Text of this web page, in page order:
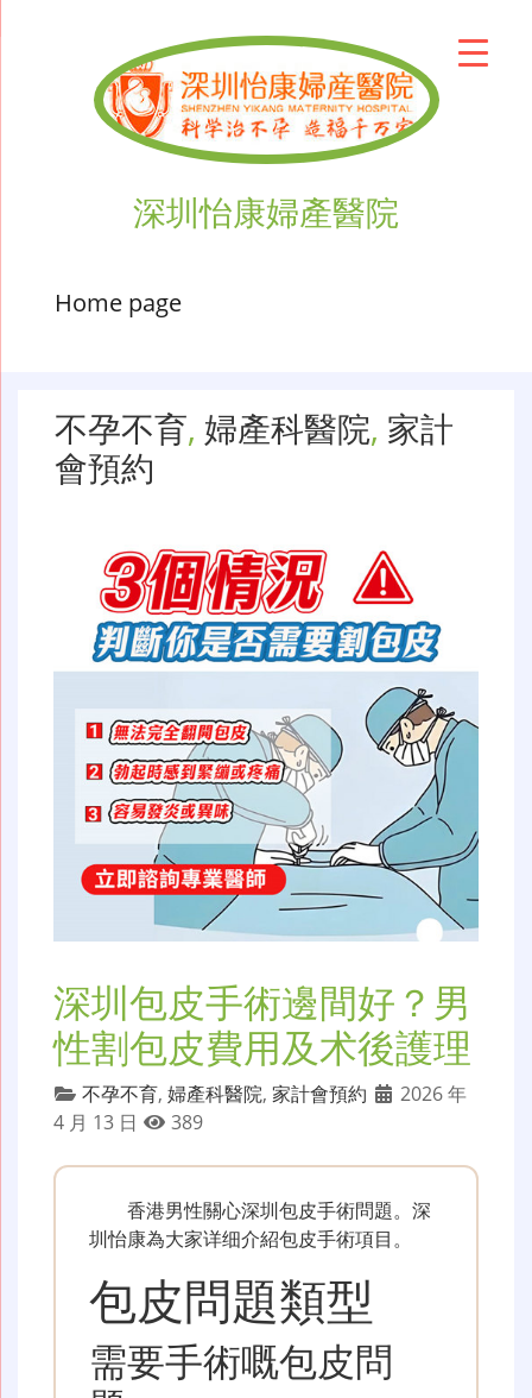
深圳怡康婦產醫院
Home page
不孕不育, 婦產科醫院, 家計
會預約
深圳包皮手術邊間好？男
性割包皮費用及术後護理
不孕不育, 婦產科醫院, 家計會預約
2026 年
4 月 13 日
389
香港男性關心深圳包皮手術問題。深
圳怡康為大家详细介紹包皮手術項目。
包皮問題類型
需要手術嘅包皮問